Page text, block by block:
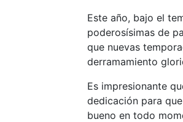
Este año, bajo el
poderosísimas de
que nuevas
derramamiento
Es impresionante
dedicación para
bueno en todo